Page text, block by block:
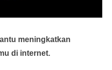
meningkatkan
di internet.